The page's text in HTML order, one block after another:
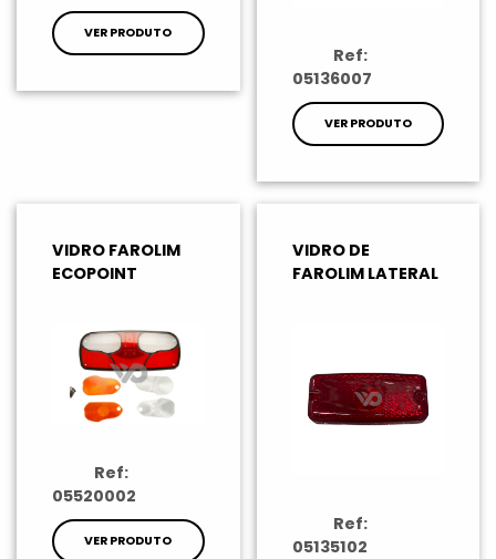
VER PRODUTO
Ref:
05136007
VER PRODUTO
VIDRO FAROLIM
ECOPOINT
Ref:
05520002
VER PRODUTO
VIDRO DE
FAROLIM LATERAL
Ref:
05135102